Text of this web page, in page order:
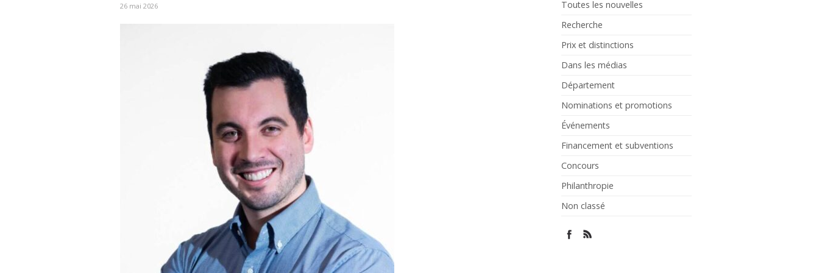
Toutes les nouvelles
Recherche
Prix et distinctions
Dans les médias
Département
Nominations et promotions
Événements
Financement et subventions
Concours
Philanthropie
Non classé
26 mai 2026